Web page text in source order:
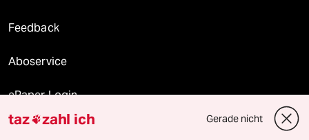
Feedback
Aboservice
ePaper Login
Downloads für Abonnierende
taz zahl ich Gerade nicht